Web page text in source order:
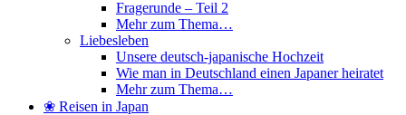
Fragerunde – Teil 2
Mehr zum Thema…
Liebesleben
Unsere deutsch-japanische Hochzeit
Wie man in Deutschland einen Japaner heiratet
Mehr zum Thema…
❀ Reisen in Japan